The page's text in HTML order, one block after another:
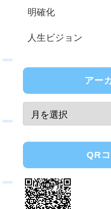
明確化
人生ビジョン
アー
QR